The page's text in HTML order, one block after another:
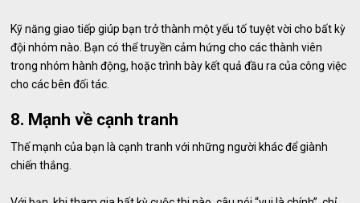
Kỹ năng giao tiếp giúp bạn trở thành một yếu tố tuyệt vời cho bất kỳ
đội nhóm nào. Bạn có thể truyền cảm hứng cho các thành viên
trong nhóm hành động, hoặc trình bày kết quả đầu ra của công việc
cho các bên đối tác.
8. Mạnh về cạnh tranh
Thế mạnh của bạn là cạnh tranh với những người khác để giành
chiến thắng.